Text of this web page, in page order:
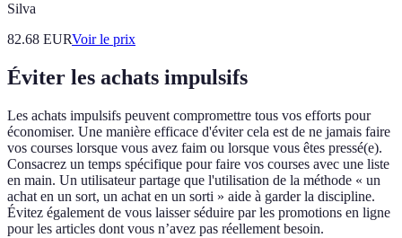
Silva
82.68 EURVoir le prix
Éviter les achats impulsifs
Les achats impulsifs peuvent compromettre tous vos efforts pour
économiser. Une manière efficace d'éviter cela est de ne jamais faire
vos courses lorsque vous avez faim ou lorsque vous êtes pressé(e).
Consacrez un temps spécifique pour faire vos courses avec une liste
en main. Un utilisateur partage que l'utilisation de la méthode « un
achat en un sort, un achat en un sorti » aide à garder la discipline.
Évitez également de vous laisser séduire par les promotions en ligne
pour les articles dont vous n’avez pas réellement besoin.